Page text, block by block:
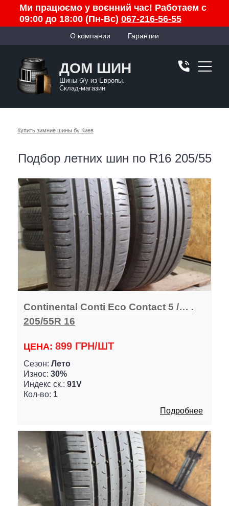
Ми працюємо у воєнний час! Работаем с
09:00 до 18:00 (Пн-Вс) 067-216-56-55
О компании Гарантии
ДОМ ШИН
Шины б/у из Европы.
Склад-магазин
Купить зимние шины бу Киев
Подбор летних шин по R16 205/55
Continental Conti Eco Contact 5 /… .
205/55R 16
ЦЕНА: 899 ГРН/ШТ
Сезон: Лето
Износ: 30%
Индекс ск.: 91V
Кол-во: 1
Подробнее